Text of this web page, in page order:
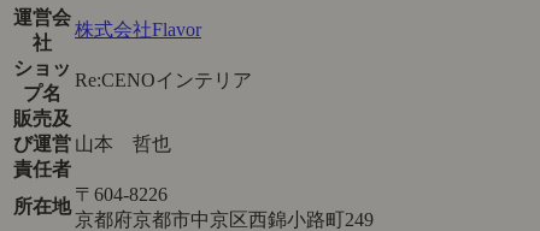
運営会
社
株式会社Flavor
ショッ
プ名
Re:CENOインテリア
販売及
び運営
責任者
山本 哲也
所在地
〒604-8226
京都府京都市中京区西錦小路町249